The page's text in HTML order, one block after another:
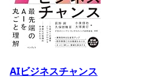
AIビジネスチャンス